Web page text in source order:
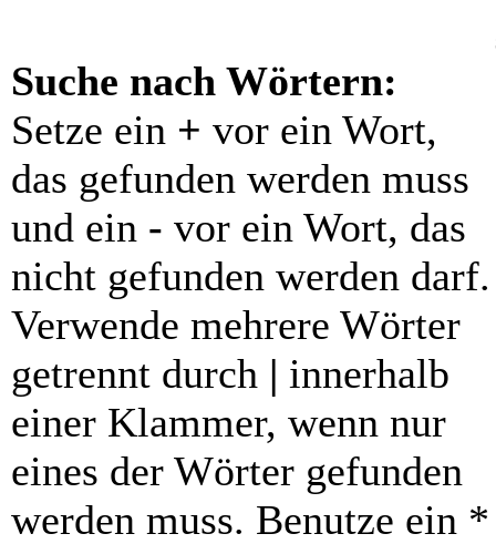
Suche nach Wörtern:
Setze ein + vor ein Wort,
das gefunden werden muss
und ein - vor ein Wort, das
nicht gefunden werden darf.
Verwende mehrere Wörter
getrennt durch | innerhalb
einer Klammer, wenn nur
eines der Wörter gefunden
werden muss. Benutze ein *